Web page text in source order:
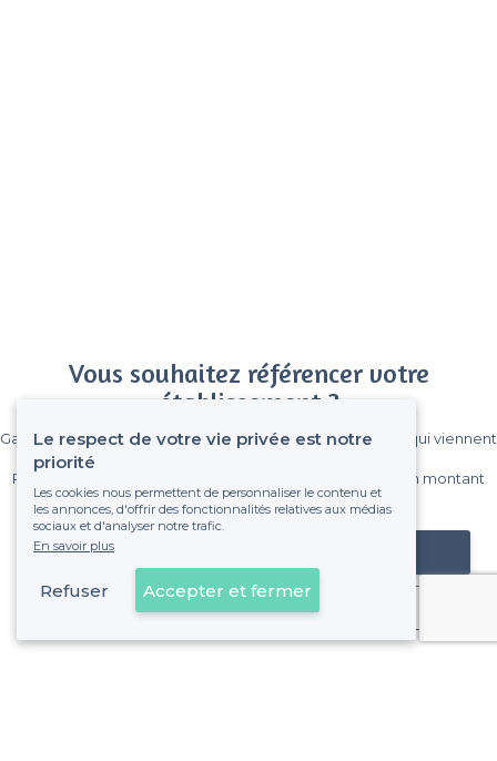
Vous souhaitez référencer votre
établissement ?
Gagnez de nombreux clients parmi le million de visiteurs qui viennent
Pas de commissions et sans engagement, vous payez un montant
fixe sans risque de voir déraper la facture.
Référencer mon établissement
Déjà client
Le respect de votre vie privée est notre
priorité
Les cookies nous permettent de personnaliser le contenu et
les annonces, d'offrir des fonctionnalités relatives aux médias
sociaux et d'analyser notre trafic.
En savoir plus
Refuser Accepter et fermer